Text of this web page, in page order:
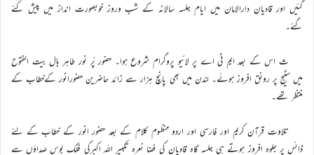
گئیں اور قادیان دارالامان میں ایام جلسہ سالانہ کے شب وروز خوبصورت انداز میں پیش کئے
گئے۔
ث اس کے بعد ایم ٹی اے پر لائیو پروگرام شروع ہوا۔ حضور پُر نور طاہر ہال بیت الفتوح
میں سٹیج پر رونق افروز ہوئے۔ لندن میں بھی پانچ ہزار سے زائد حاضرین حضورانور کےخطاب کے
منتظر تھے۔
تلاوت قرآن کریم اور فارسی اور اردو منظوم کلام کے بعد حضور انور کے خطاب کے لئے
ڈائس پر جلوہ افروز ہوتے ہی جلسہ گاہ قادیان کی فضا نعرہ تکبیر اللہ اکبرکی فلک بوس صداؤں سے